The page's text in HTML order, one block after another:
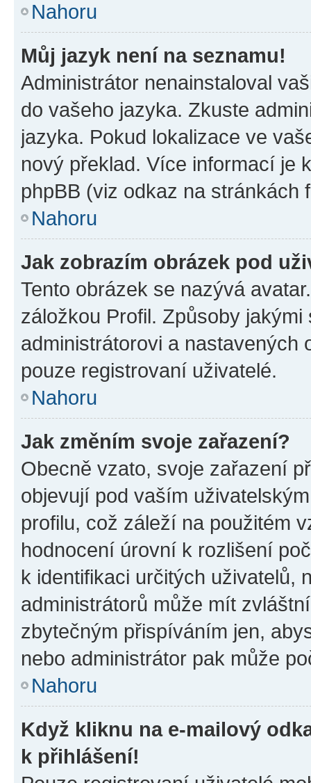
Nahoru
Můj jazyk není na seznamu!
Administrátor nenainstaloval
do vašeho jazyka. Zkuste
jazyka. Pokud lokalizace ve
nový překlad. Více informací je
phpBB (viz odkaz na stránkách
Nahoru
Jak zobrazím obrázek pod
Tento obrázek se nazývá
záložkou Profil. Způsoby
administrátorovi a nastavených
pouze registrovaní uživatelé.
Nahoru
Jak změním svoje zařazení?
Obecně vzato, svoje zařazení
objevují pod vaším
profilu, což záleží na použitém
hodnocení úrovní k rozlišení
k identifikaci určitých uživatelů,
administrátorů může mít
zbytečným přispíváním jen,
nebo administrátor pak může
Nahoru
Když kliknu na e-mailový
k přihlášení!